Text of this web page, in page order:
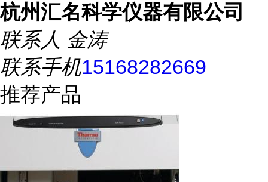
杭州汇名科学仪器有限公司
联系人 金涛
联系手机15168282669
推荐产品